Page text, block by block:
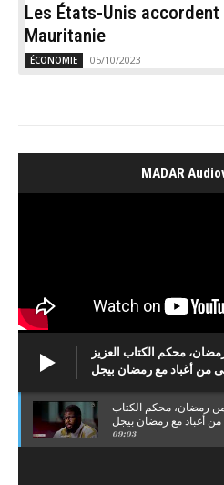
Les États-Unis accordent
Mauritanie
ÉCONOMIE 05/10/2023
MADAR
محكم الكتاب العزيز
من رمضان، محكم الكتاب
09:03